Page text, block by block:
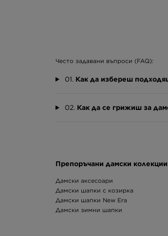
Често задавани въпроси (FAQ):
01. Как да избереш
02. Как да се грижиш за
Препоръчани дамски
Дамски аксесоари
Дамски шапки с козирка
Дамски шапки New Era
Дамски зимни шапки